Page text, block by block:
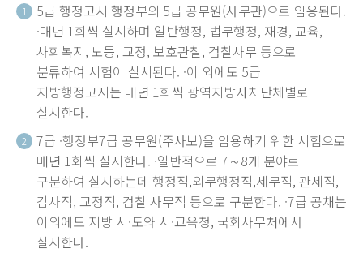
1
5급 행정고시 행정부의 5급 공무원(사무관)으로 임용된다.
·매년 1회씩 실시하며 일반행정, 법무행정, 재경, 교육,
사회복지, 노동, 교정, 보호관찰, 검찰사무 등으로
분류하여 시험이 실시된다. ·이 외에도 5급
지방행정고시는 매년 1회씩 광역지방자치단체별로
실시한다.
2
7급 ·행정부7급 공무원(주사보)을 임용하기 위한 시험으로
매년 1회씩 실시한다. ·일반적으로 7∼8개 분야로
구분하여 실시하는데 행정직,외무행정직,세무직, 관세직,
감사직, 교정직, 검찰 사무직 등으로 구분한다. ·7급 공채는
이외에도 지방 시·도와 시·교육청, 국회사무처에서
실시한다.